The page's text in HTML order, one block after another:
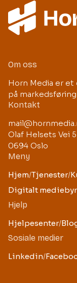
Om oss
Horn Media er et
på
Kontakt
Olaf Helsets Vei 5
0694 Oslo
Meny
Hjem/Tjenester/
Digitalt
Hjelp
Hjelpesenter/
Sosiale medier
Linkedin/